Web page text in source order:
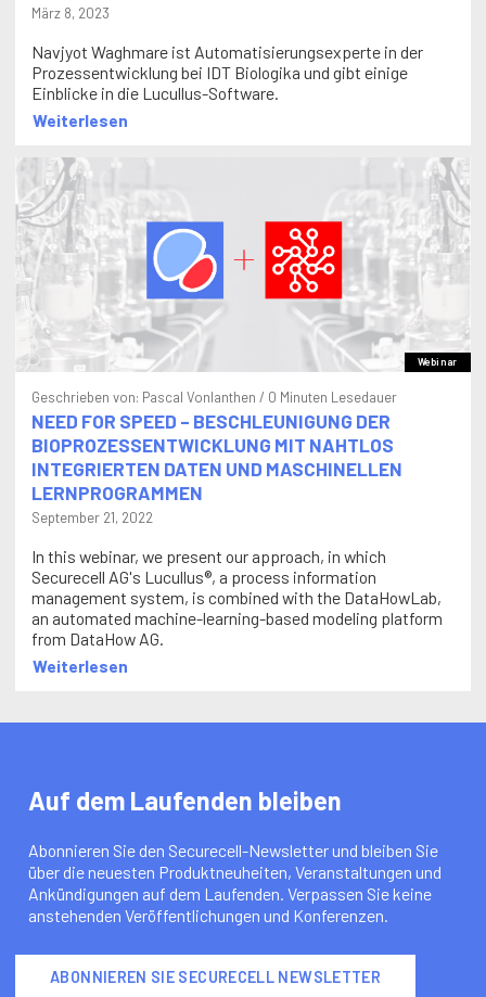
März 8, 2023
Navjyot Waghmare ist Automatisierungsexperte in der
Prozessentwicklung bei IDT Biologika und gibt einige
Einblicke in die Lucullus-Software.
Weiterlesen
Webinar
Geschrieben von: Pascal Vonlanthen / 0 Minuten Lesedauer
NEED FOR SPEED – BESCHLEUNIGUNG DER
BIOPROZESSENTWICKLUNG MIT NAHTLOS
INTEGRIERTEN DATEN UND MASCHINELLEN
LERNPROGRAMMEN
September 21, 2022
In this webinar, we present our approach, in which
Securecell AG's Lucullus®, a process information
management system, is combined with the DataHowLab,
an automated machine-learning-based modeling platform
from DataHow AG.
Weiterlesen
Auf dem Laufenden bleiben
Abonnieren Sie den Securecell-Newsletter und bleiben Sie
über die neuesten Produktneuheiten, Veranstaltungen und
Ankündigungen auf dem Laufenden. Verpassen Sie keine
anstehenden Veröffentlichungen und Konferenzen.
ABONNIEREN SIE SECURECELL NEWSLETTER